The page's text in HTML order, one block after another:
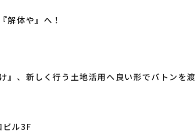
解体や』へ！
』、新しく行う土地活用へ良い形でバトンを
ル3F